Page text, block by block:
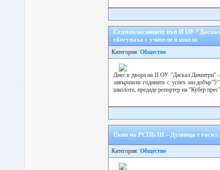
Седмокласниците във ІІ ОУ
сбогуваха с учители и школо
Категория: Общество
Днес в двора на ІІ ОУ ”Даскал Димитри”
завършили годината с успех
школото, предаде репортер на “Кубер
Екип на РСПБЗН – Дупница е гасил
Категория: Общество